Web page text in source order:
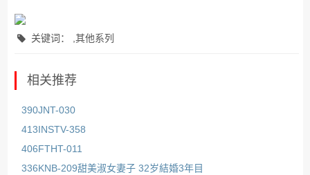
关键词： ,其他系列
相关推荐
390JNT-030
413INSTV-358
406FTHT-011
336KNB-209甜美淑女妻子 32岁結婚3年目